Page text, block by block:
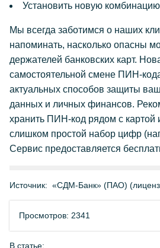
Установить новую
Мы всегда заботимся о наших
напоминать, насколько опасны
держателей банковских карт.
самостоятельной смене ПИН-
актуальных способов защиты
данных и личных финансов.
хранить ПИН-код рядом с картой
слишком простой набор цифр
Сервис предоставляется
Источник: «СДМ-Банк» (ПАО)
Просмотров: 2341
В статье: